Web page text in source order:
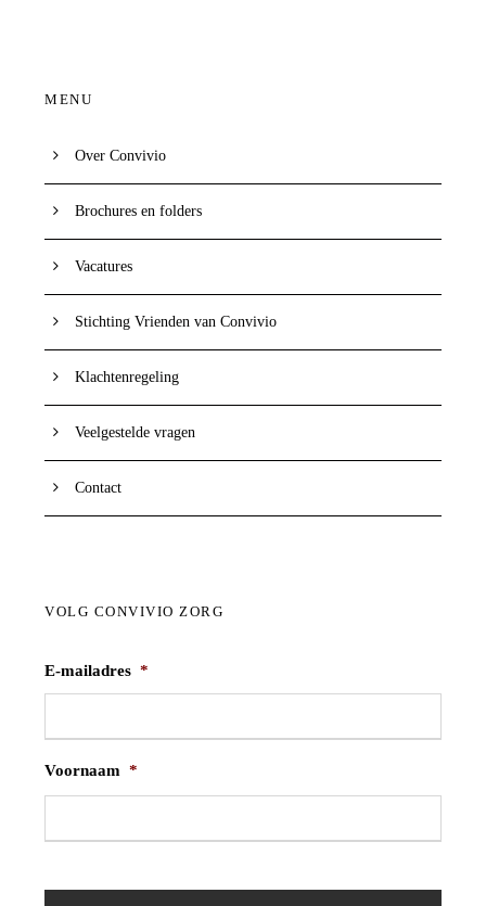
MENU
Over Convivio
Brochures en folders
Vacatures
Stichting Vrienden van Convivio
Klachtenregeling
Veelgestelde vragen
Contact
VOLG CONVIVIO ZORG
E-mailadres *
Voornaam *
r